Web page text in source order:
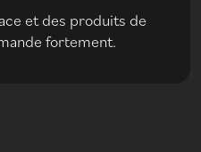
et des produits de
fortement.